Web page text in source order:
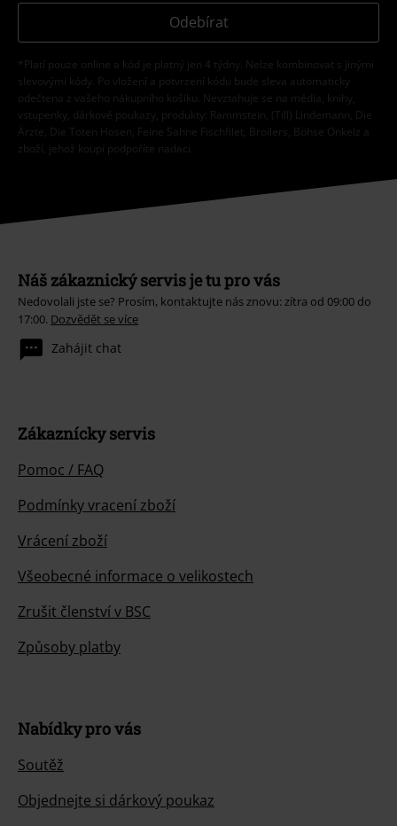
Odebírat
*Platí pouze online a kód je platný jen 4 týdny. Nelze kombinovat s jinými
slevovými kódy. Po vložení a potvrzení kódu bude sleva automaticky
odečtena z vašeho nákupního košíku. Nevztahuje se na média, knihy,
vstupenky, dárkové poukazy, produkty: Rammstein, (Till) Lindemann, Die
Ärzte, Die Toten Hosen, Feine Sahne Fischfilet, Broilers, Böhse Onkelz a
zboží, jehož koupí podpoříte nadaci.
Náš zákaznický servis je tu pro vás
Nedovolali jste se? Prosím, kontaktujte nás znovu: zítra od 09:00 do
17:00. Dozvědět se více
Zahájit chat
Zákaznícky servis
Pomoc / FAQ
Podmínky vracení zboží
Vrácení zboží
Všeobecné informace o velikostech
Zrušit členství v BSC
Způsoby platby
Nabídky pro vás
Soutěž
Objednejte si dárkový poukaz